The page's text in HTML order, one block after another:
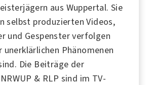
aus Wuppertal. Sie
selbst produzierten Videos,
und Gespenster verfolgen
unerklärlichen Phänomenen
Die Beiträge der
& RLP sind im TV-